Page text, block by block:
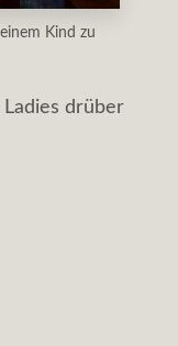
Kind zu
drüber